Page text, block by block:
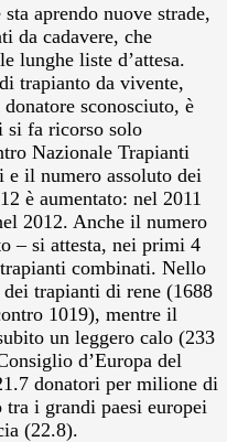
aprendo nuove strade,
da cadavere, che
lunghe liste d’attesa.
trapianto da vivente,
sconosciuto, è
si fa ricorso solo
Nazionale Trapianti
il numero assoluto dei
è aumentato: nel 2011
2012. Anche il numero
– si attesta, nei primi 4
combinati. Nello
trapianti di rene (1688
1019), mentre il
un leggero calo (233
d’Europa del
donatori per milione di
i grandi paesi europei
(22.8).